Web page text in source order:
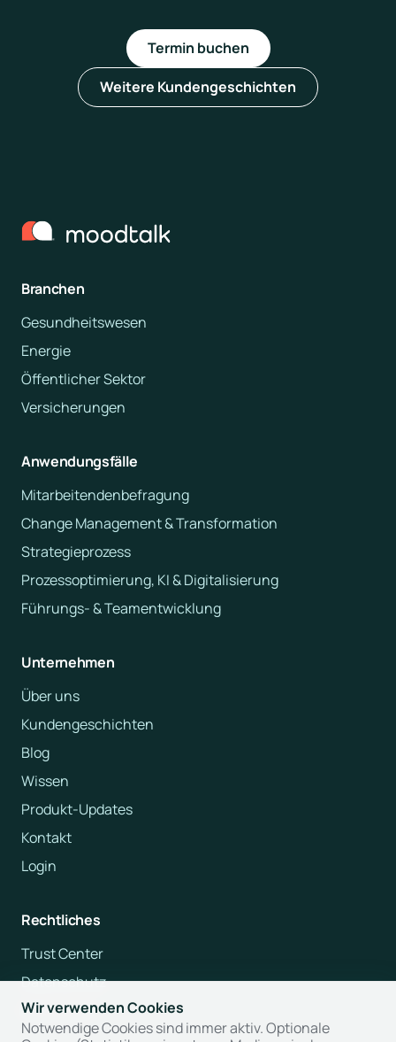
Termin buchen
Weitere Kundengeschichten
Branchen
Gesundheitswesen
Energie
Öffentlicher Sektor
Versicherungen
Anwendungsfälle
Mitarbeitendenbefragung
Change Management & Transformation
Strategieprozess
Prozessoptimierung, KI & Digitalisierung
Führungs- & Teamentwicklung
Unternehmen
Über uns
Kundengeschichten
Blog
Wissen
Produkt-Updates
Kontakt
Login
Rechtliches
Trust Center
Datenschutz
Impressum
Wir verwenden Cookies
Notwendige Cookies sind immer aktiv. Optionale